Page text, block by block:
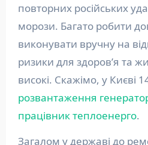
повторних російських
морози. Багато робити
виконувати вручну на
ризики для здоров’я та
високі. Скажімо, у Києві
розвантаження
працівник теплоенерго.
Загалом у державі до